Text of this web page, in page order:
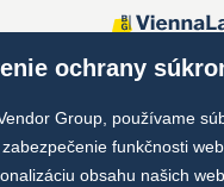
ochrany
Group, používame
funkčnosti
obsahu našich